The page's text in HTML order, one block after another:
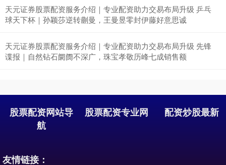
天元证券股票配资服务介绍｜专业配资助力交易布局升级 乒乓
球天下杯｜孙颖莎逆转蒯曼，王曼昱零封伊藤好意思诚
天元证券股票配资服务介绍｜专业配资助力交易布局升级 先锋
谍报｜自然钻石阛阓不深广，珠宝孝敬历峰七成销售额
股票配资网站导
航
股票配资专业网 配资炒股最新
友情链接：